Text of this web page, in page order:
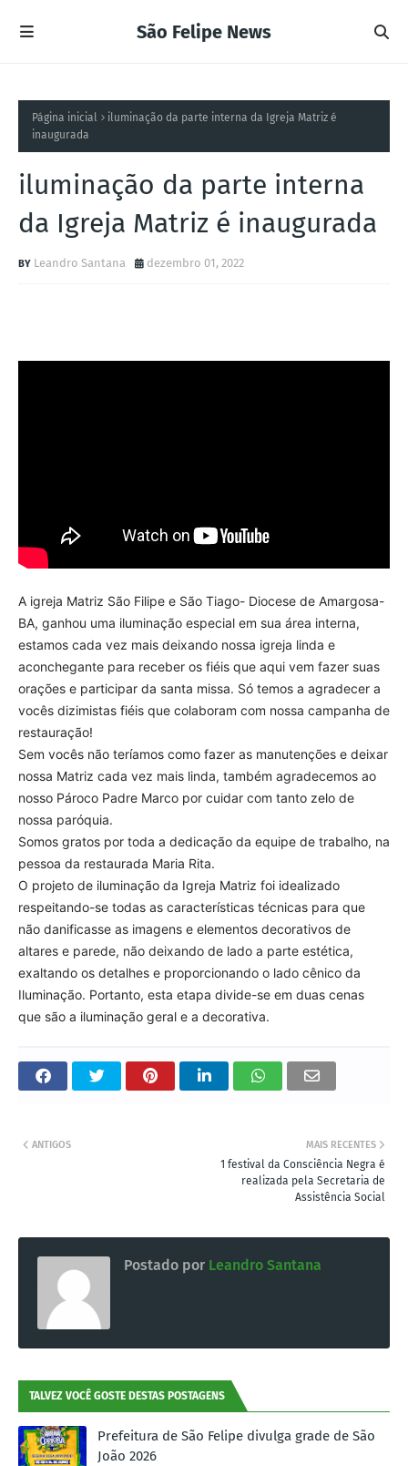
São Felipe News
Página inicial
iluminação da parte interna da Igreja Matriz é
inaugurada
iluminação da parte interna
da Igreja Matriz é inaugurada
Leandro Santana dezembro 01, 2022
A igreja Matriz São Filipe e São Tiago- Diocese de Amargosa-
BA, ganhou uma iluminação especial em sua área interna,
estamos cada vez mais deixando nossa igreja linda e
aconchegante para receber os fiéis que aqui vem fazer suas
orações e participar da santa missa. Só temos a agradecer a
vocês dizimistas fiéis que colaboram com nossa campanha de
restauração!
Sem vocês não teríamos como fazer as manutenções e deixar
nossa Matriz cada vez mais linda, também agradecemos ao
nosso Pároco Padre Marco por cuidar com tanto zelo de
nossa paróquia.
Somos gratos por toda a dedicação da equipe de trabalho, na
pessoa da restaurada Maria Rita.
O projeto de iluminação da Igreja Matriz foi idealizado
respeitando-se todas as características técnicas para que
não danificasse as imagens e elementos decorativos de
altares e parede, não deixando de lado a parte estética,
exaltando os detalhes e proporcionando o lado cênico da
Iluminação. Portanto, esta etapa divide-se em duas cenas
que são a iluminação geral e a decorativa.
MAIS RECENTES
1 festival da Consciência Negra é
realizada pela Secretaria de
Assistência Social
ANTIGOS
Postado por Leandro Santana
TALVEZ VOCÊ GOSTE DESTAS POSTAGENS
Prefeitura de São Felipe divulga grade de São
João 2026